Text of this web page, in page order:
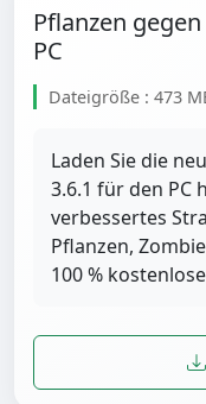
Pflanzen
PC
Dateigröße : 473
Laden Sie die
3.6.1 für den PC
verbessertes
Pflanzen,
100 %